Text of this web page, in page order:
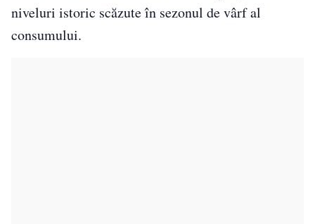
niveluri istoric scăzute în sezonul de vârf al
consumului.